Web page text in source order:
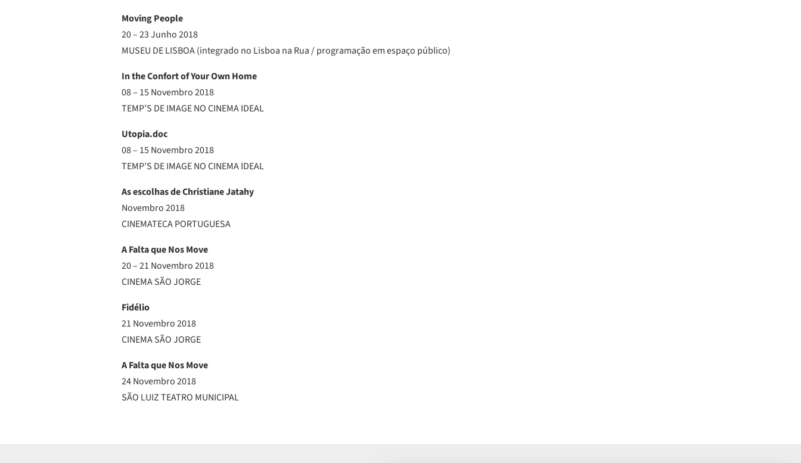
Moving People
20 – 23 Junho 2018
MUSEU DE LISBOA (integrado no Lisboa na Rua / programação em espaço público)
In the Confort of Your Own Home
08 – 15 Novembro 2018
TEMP’S DE IMAGE NO CINEMA IDEAL
Utopia.doc
08 – 15 Novembro 2018
TEMP’S DE IMAGE NO CINEMA IDEAL
As escolhas de Christiane Jatahy
Novembro 2018
CINEMATECA PORTUGUESA
A Falta que Nos Move
20 – 21 Novembro 2018
CINEMA SÃO JORGE
Fidélio
21 Novembro 2018
CINEMA SÃO JORGE
A Falta que Nos Move
24 Novembro 2018
SÃO LUIZ TEATRO MUNICIPAL